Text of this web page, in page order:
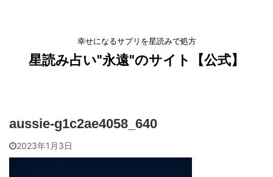
幸せになるサプリを星読みで処方
星読み占い"永遠"のサイト【公式】
aussie-g1c2ae4058_640
2023年1月3日